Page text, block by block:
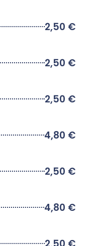
2,50 €
2,50 €
2,50 €
4,80 €
2,50 €
4,80 €